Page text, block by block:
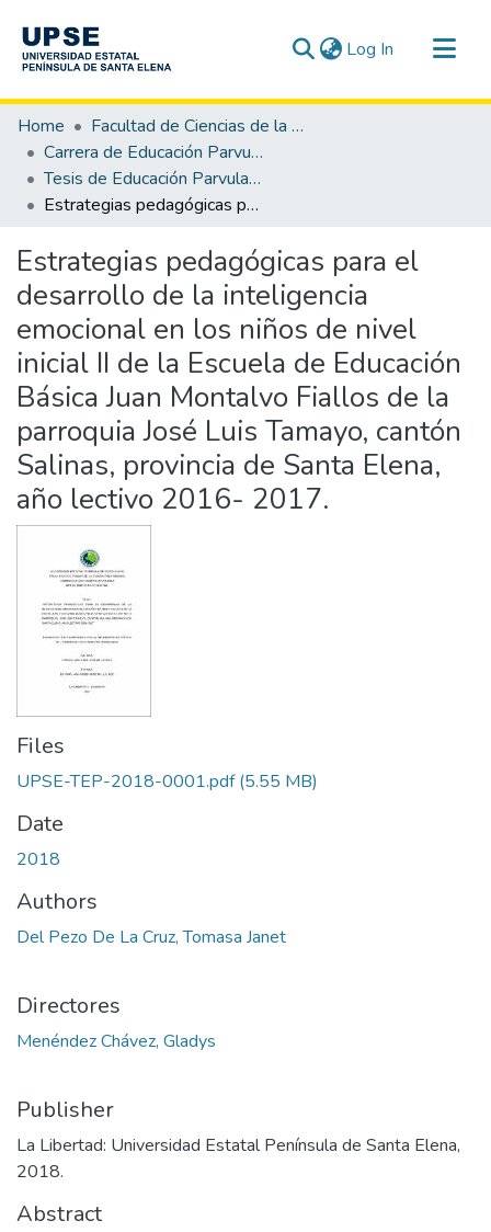
Log In (current)
Communities & Collections
All of DSpace
Statistics
Home
Facultad de Ciencias de la Educación e Idiomas
Carrera de Educación Parvularia
Tesis de Educación Parvularia
Estrategias pedagógicas para el desarrollo de la inteligencia emocional en los niños de nivel inicial II de la Escuela de Educación Básica Juan Montalvo Fiallos de la parroquia José Luis Tamayo, cantón Salinas, provincia de Santa Elena, año lectivo 2016- 2017.
Estrategias pedagógicas para el
desarrollo de la inteligencia
emocional en los niños de nivel
inicial II de la Escuela de Educación
Básica Juan Montalvo Fiallos de la
parroquia José Luis Tamayo, cantón
Salinas, provincia de Santa Elena,
año lectivo 2016- 2017.
Files
UPSE-TEP-2018-0001.pdf(5.55 MB)
Date
2018
Authors
Del Pezo De La Cruz, Tomasa Janet
Directores
Menéndez Chávez, Gladys
Publisher
La Libertad: Universidad Estatal Península de Santa Elena,
2018.
Abstract